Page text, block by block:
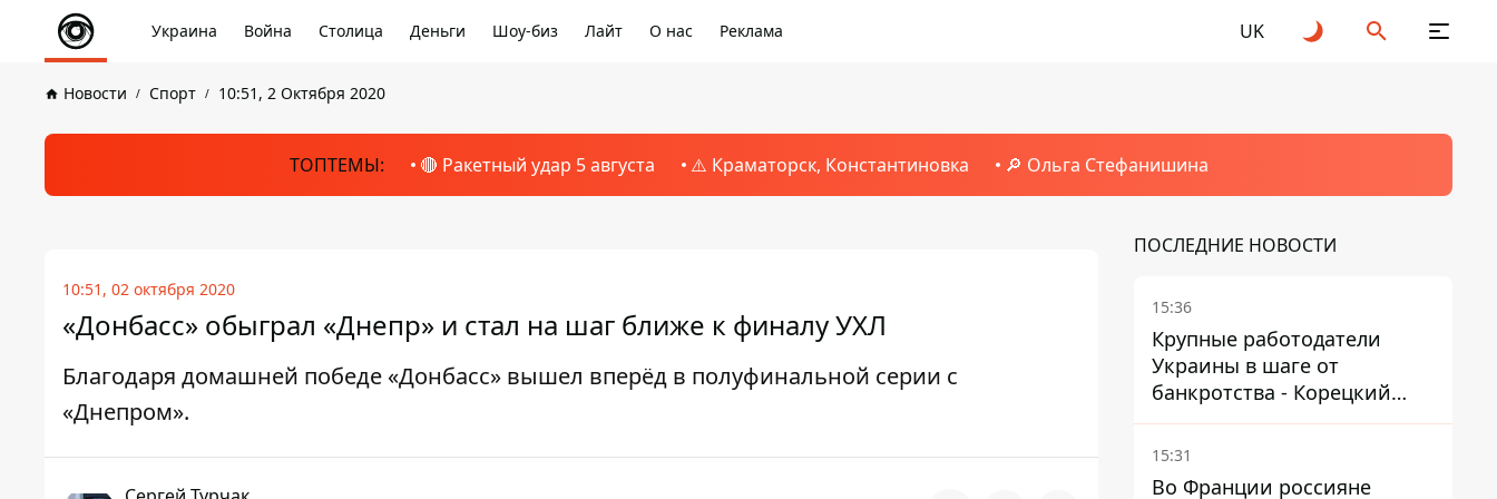
Украина Война Столица Деньги Шоу-биз Лайт О нас Реклама UK
Новости Спорт 10:51, 2 Октября 2020
ТОПТЕМЫ: 🔴 Ракетный удар 5 августа ⚠️ Краматорск, Константиновка 🔎 Ольга Стефанишина
10:51, 02 октября 2020
«Донбасс» обыграл «Днепр» и стал на шаг ближе к финалу УХЛ
Благодаря домашней победе «Донбасс» вышел вперёд в полуфинальной серии с
«Днепром».
ПОСЛЕДНИЕ НОВОСТИ
15:36
Крупные работодатели
Украины в шаге от
банкротства - Корецкий
обещает им… новые склады
15:31
Во Франции россияне